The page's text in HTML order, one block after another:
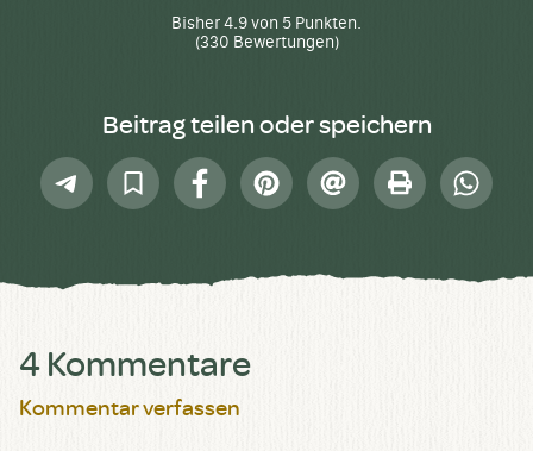
hoch
runter
Bisher4.9von 5 Punkten.
(330 Bewertungen)
Beitrag teilen oder speichern
Telegram
In
Sammlung
FacebookPinterest
E-
Mail
Drucken
4 Kommentare
Kommentar verfassen